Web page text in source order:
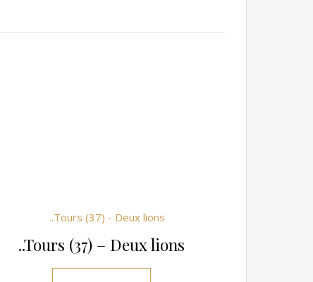
..Tours (37) – Deux lions